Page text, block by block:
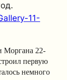
11-
Моргана 22-
первую
немного